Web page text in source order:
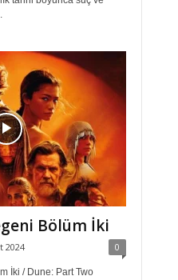
Bölüm İki
2024 0
İki / Dune: Part Two